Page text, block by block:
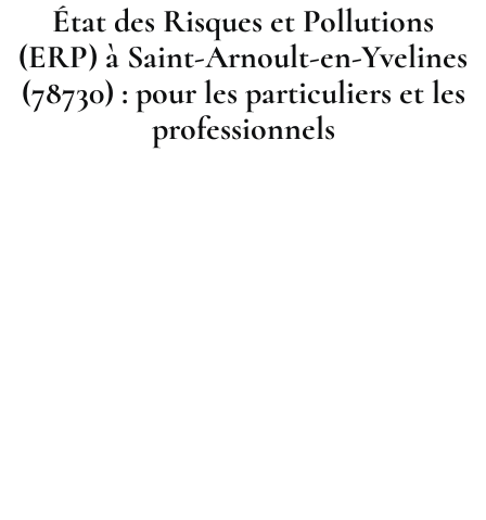
État des Risques et Pollutions
(ERP) à Saint-Arnoult-en-Yvelines
(78730) : pour les particuliers et les
professionnels